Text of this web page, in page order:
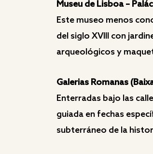
Museu de Lisboa –
Este museo menos
del siglo XVIII con
arqueológicos y
Galerias Romanas
Enterradas bajo las
guiada en fechas
subterráneo de la